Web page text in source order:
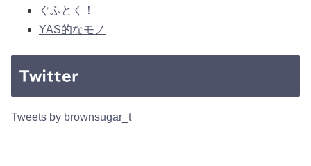
ぐふとく！
YAS的なモノ
Twitter
Tweets by brownsugar_t